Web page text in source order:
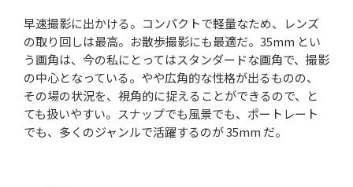
早速撮影に出かける。コンパクトで軽量なため、レンズ
の取り回しは最高。お散歩撮影にも最適だ。35mm とい
う画角は、今の私にとってはスタンダードな画角で、撮影
の中心となっている。やや広角的な性格が出るものの、
その場の状況を、視角的に捉えることができるので、と
ても扱いやすい。スナップでも風景でも、ポートレート
でも、多くのジャンルで活躍するのが 35mm だ。